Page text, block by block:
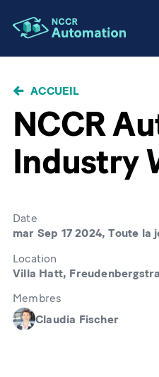
FIL ACCUEIL
NCCR
Industry
Date
mar Sep 17 2024, Toute la
Location
Villa Hatt,
Membres
Claudia Fischer